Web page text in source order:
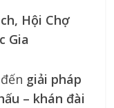
Hội Chợ
Gia
giải pháp
– khán đài